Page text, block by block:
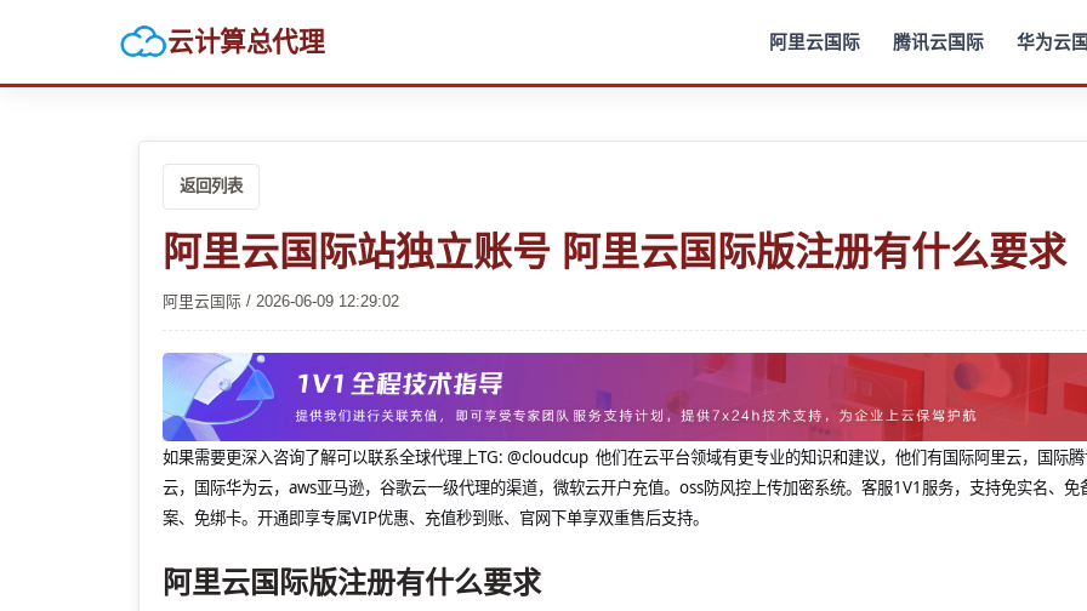
云计算总代理 阿里云国际 腾讯云国际 华为云
返回列表
阿里云国际站独立账号 阿里云国际版注册有什么要求
阿里云国际 / 2026-06-09 12:29:02
如果需要更深入咨询了解可以联系全球代理上TG: @cloudcup 他们在云平台领域有更专业的知识和建议，他们有国际阿里云，国际
云，国际华为云，aws亚马逊，谷歌云一级代理的渠道，微软云开户充值。oss防风控上传加密系统。客服1V1服务，支持免实名、免
案、免绑卡。开通即享专属VIP优惠、充值秒到账、官网下单享双重售后支持。
阿里云国际版注册有什么要求